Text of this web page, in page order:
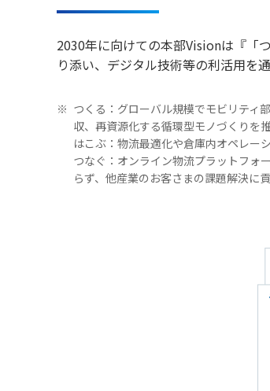
2030年に向けての本部Visionは『「
り添い、デジタル技術等の利活用を
※ つくる：グローバル規模でモビリティ
収、再資源化する循環型モノづくりを推
はこぶ：物流最適化や倉庫内オペレー
つなぐ：オンライン物流プラットフォ
らず、他産業のお客さまの課題解決に貢